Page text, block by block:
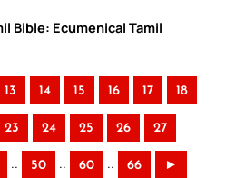
Bible: Ecumenical Tamil
13 14 15 16 17 18
23 24 25 26 27
.. 50 .. 60 .. 66 ►